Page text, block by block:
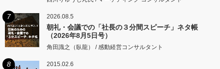
7 2026.08.5
朝礼・会議での「社長の３分間スピーチ」ネタ帳
（2026年8月5日号）
角田識之（臥龍） / 感動経営コンサルタント
8 2015.02.6